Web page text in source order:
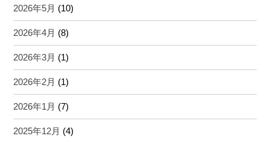
2026年5月 (10)
2026年4月 (8)
2026年3月 (1)
2026年2月 (1)
2026年1月 (7)
2025年12月 (4)